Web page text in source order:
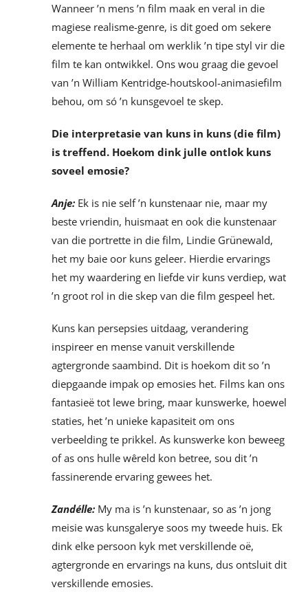
Wanneer ’n mens ’n film maak en veral in die
magiese realisme-genre, is dit goed om sekere
elemente te herhaal om werklik ’n tipe styl vir die
film te kan ontwikkel. Ons wou graag die gevoel
van ’n William Kentridge-houtskool-animasiefilm
behou, om só ’n kunsgevoel te skep.
Die interpretasie van kuns in kuns (die film)
is treffend. Hoekom dink julle ontlok kuns
soveel emosie?
Anje:Ek is nie self ’n kunstenaar nie, maar my
beste vriendin, huismaat en ook die kunstenaar
van die portrette in die film, Lindie Grünewald,
het my baie oor kuns geleer. Hierdie ervarings
het my waardering en liefde vir kuns verdiep, wat
’n groot rol in die skep van die film gespeel het.
Kuns kan persepsies uitdaag, verandering
inspireer en mense vanuit verskillende
agtergronde saambind. Dit is hoekom dit so ’n
diepgaande impak op emosies het. Films kan ons
fantasieë tot lewe bring, maar kunswerke, hoewel
staties, het ’n unieke kapasiteit om ons
verbeelding te prikkel. As kunswerke kon beweeg
of as ons hulle wêreld kon betree, sou dit ’n
fassinerende ervaring gewees het.
Zandélle:My ma is ’n kunstenaar, so as ’n jong
meisie was kunsgalerye soos my tweede huis. Ek
dink elke persoon kyk met verskillende oë,
agtergronde en ervarings na kuns, dus ontsluit dit
verskillende emosies.